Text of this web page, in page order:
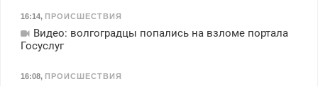
16:14, ПРОИСШЕСТВИЯ
Видео: волгоградцы попались на взломе портала
Госуслуг
16:08, ПРОИСШЕСТВИЯ